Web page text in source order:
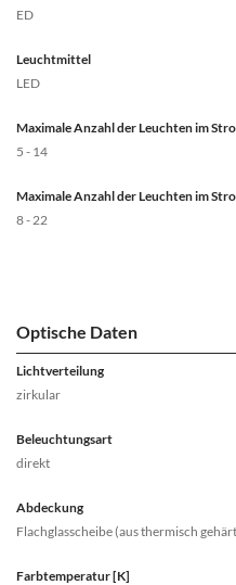
ED
Leuchtmittel
LED
Maximale Anzahl der Leuchten im
5 - 14
Maximale Anzahl der Leuchten im
8 - 22
Optische Daten
Lichtverteilung
zirkular
Beleuchtungsart
direkt
Abdeckung
Flachglasscheibe (aus thermisch
Farbtemperatur [K]